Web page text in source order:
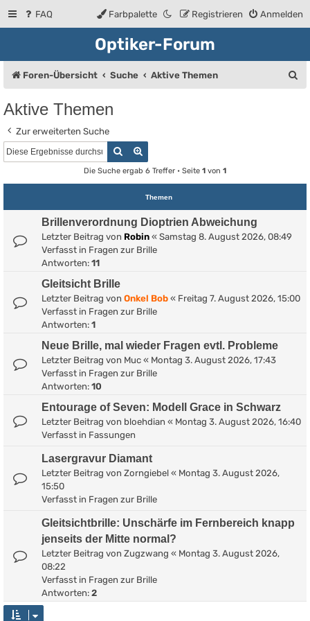
FAQ Anmelden
Registrieren
Farbpalette
Optiker-Forum
Foren-Übersicht Suche Aktive Themen
Aktive Themen
Zur erweiterten Suche
Suche
Die Suche ergab 6 Treffer • Seite 1 von 1
Themen
Brillenverordnung Dioptrien Abweichung
Letzter Beitrag von Robin « Samstag 8. August 2026, 08:49
Verfasst in Fragen zur Brille
Antworten: 11
Gleitsicht Brille
Letzter Beitrag von Onkel Bob « Freitag 7. August 2026, 15:00
Verfasst in Fragen zur Brille
Antworten: 1
Neue Brille, mal wieder Fragen evtl. Probleme
Letzter Beitrag von Muc « Montag 3. August 2026, 17:43
Verfasst in Fragen zur Brille
Antworten: 10
Entourage of Seven: Modell Grace in Schwarz
Letzter Beitrag von bloehdian « Montag 3. August 2026, 16:40
Verfasst in Fassungen
Lasergravur Diamant
Letzter Beitrag von Zorngiebel « Montag 3. August 2026,
15:50
Verfasst in Fragen zur Brille
Gleitsichtbrille: Unschärfe im Fernbereich knapp
jenseits der Mitte normal?
Letzter Beitrag von Zugzwang « Montag 3. August 2026,
08:22
Verfasst in Fragen zur Brille
Antworten: 2